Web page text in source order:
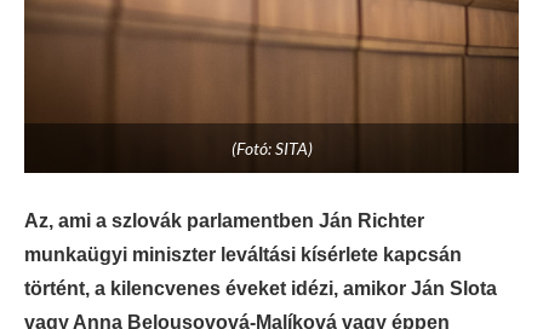
(Fotó: SITA)
Az, ami a szlovák parlamentben Ján Richter
munkaügyi miniszter leváltási kísérlete kapcsán
történt, a kilencvenes éveket idézi, amikor Ján Slota
vagy Anna Belousovová-Malíková vagy éppen